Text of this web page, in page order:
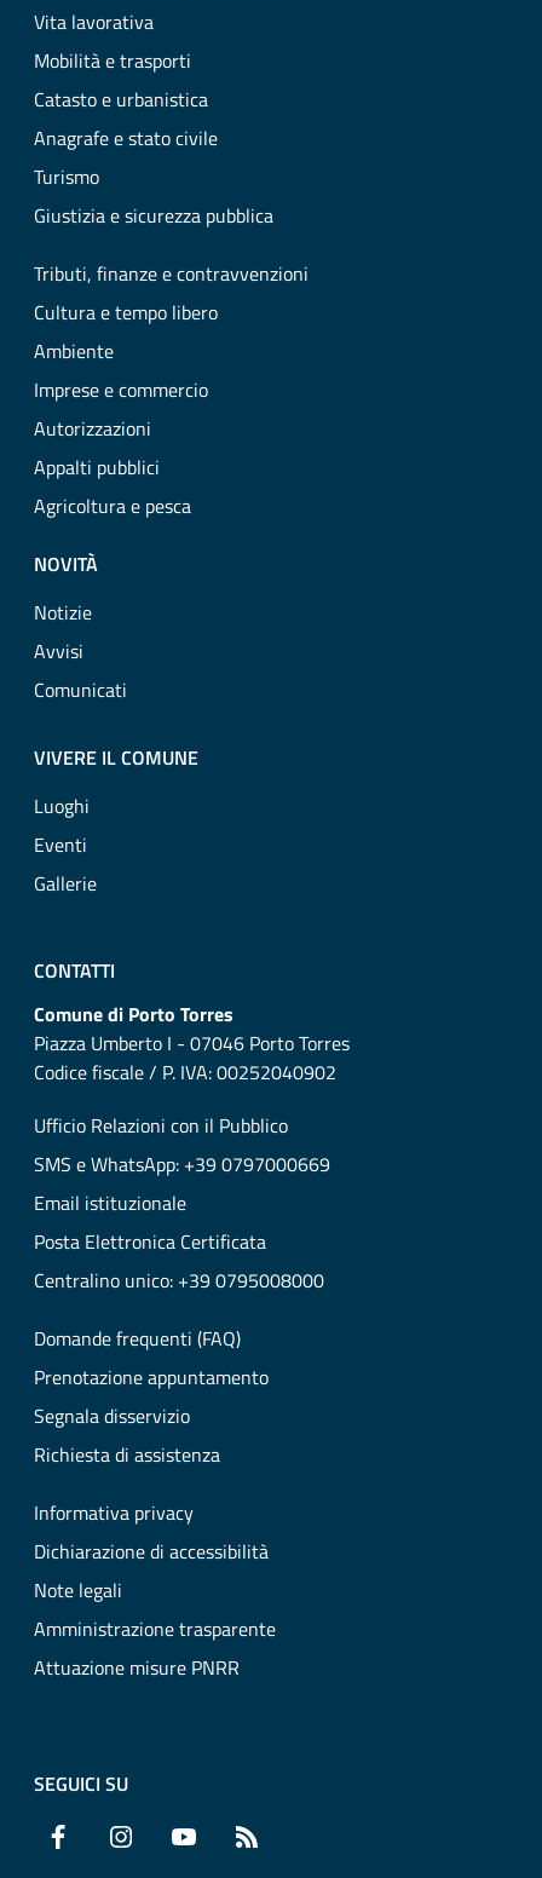
Vita lavorativa
Mobilità e trasporti
Catasto e urbanistica
Anagrafe e stato civile
Turismo
Giustizia e sicurezza pubblica
Tributi, finanze e contravvenzioni
Cultura e tempo libero
Ambiente
Imprese e commercio
Autorizzazioni
Appalti pubblici
Agricoltura e pesca
NOVITÀ
Notizie
Avvisi
Comunicati
VIVERE IL COMUNE
Luoghi
Eventi
Gallerie
CONTATTI
Comune di Porto Torres
Piazza Umberto I - 07046 Porto Torres
Codice fiscale / P. IVA: 00252040902
Ufficio Relazioni con il Pubblico
SMS e WhatsApp: +39 0797000669
Email istituzionale
Posta Elettronica Certificata
Centralino unico: +39 0795008000
Domande frequenti (FAQ)
Prenotazione appuntamento
Segnala disservizio
Richiesta di assistenza
Informativa privacy
Dichiarazione di accessibilità
Note legali
Amministrazione trasparente
Attuazione misure PNRR
SEGUICI SU
Facebook Instagram YouTube